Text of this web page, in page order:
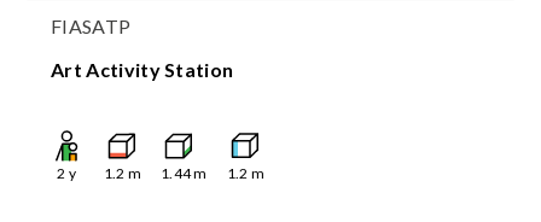
FIASATP
Art Activity Station
2 y 1.2 m 1.44m 1.2 m